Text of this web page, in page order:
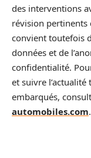
des interventions
révision pertinents
convient toutefois
données et de
confidentialité.
et suivre
embarqués,
automobiles.com.